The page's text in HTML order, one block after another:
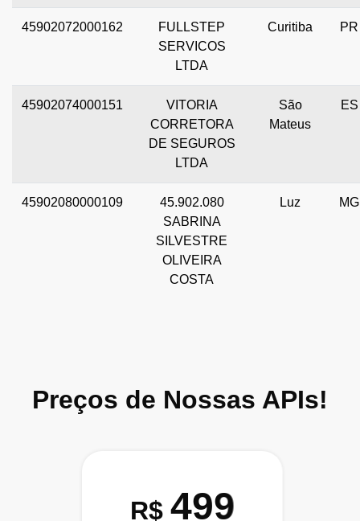
45902072000162
FULLSTEP
SERVICOS
LTDA
Curitiba PR
45902074000151
VITORIA
CORRETORA
DE SEGUROS
LTDA
São
Mateus
ES
45902080000109
45.902.080
SABRINA
SILVESTRE
OLIVEIRA
COSTA
Luz MG
Preços de Nossas APIs!
R$ 499